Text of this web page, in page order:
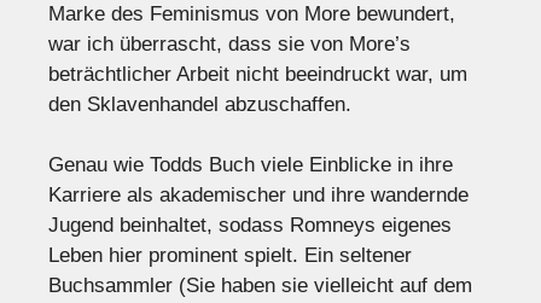
Marke des Feminismus von More bewundert,
war ich überrascht, dass sie von More’s
beträchtlicher Arbeit nicht beeindruckt war, um
den Sklavenhandel abzuschaffen.
Genau wie Todds Buch viele Einblicke in ihre
Karriere als akademischer und ihre wandernde
Jugend beinhaltet, sodass Romneys eigenes
Leben hier prominent spielt. Ein seltener
Buchsammler (Sie haben sie vielleicht auf dem